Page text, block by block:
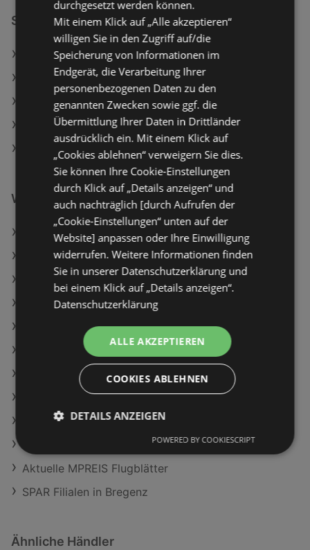
SPAR Filialen in:
SPAR in Haidershofen
SPAR in Dorfgastein
SPAR in Grödig
SPAR in Hitzendorf
SPAR in Köflach
Weiterführende Links
Clever Frankfurter
Ja! Natürlich Dinkelvollkornweckerl
BILLA Bio Haltbarmilch 3.5%
SPAR Angebote
PENNY Angebote
BILLA PLUS Angebote
Aktuelle T&G Flugblätter
Aktuelle Lidl Flugblätter
Aktuelle ADEG Flugblätter
Aktuelle PENNY Flugblätter
Aktuelle MPREIS Flugblätter
SPAR Filialen in Bregenz
Ähnliche Händler
durchgesetzt werden können.
Mit einem Klick auf „Alle akzeptieren“
willigen Sie in den Zugriff auf/die
Speicherung von Informationen im
Endgerät, die Verarbeitung Ihrer
personenbezogenen Daten zu den
genannten Zwecken sowie ggf. die
Übermittlung Ihrer Daten in Drittländer
ausdrücklich ein. Mit einem Klick auf
„Cookies ablehnen“ verweigern Sie dies.
Sie können Ihre Cookie-Einstellungen
durch Klick auf „Details anzeigen“ und
auch nachträglich [durch Aufrufen der
„Cookie-Einstellungen“ unten auf der
Website] anpassen oder Ihre Einwilligung
widerrufen. Weitere Informationen finden
Sie in unserer Datenschutzerklärung und
bei einem Klick auf „Details anzeigen“.
Datenschutzerklärung
ALLE AKZEPTIEREN
COOKIES ABLEHNEN
DETAILS ANZEIGEN
POWERED BY COOKIESCRIPT